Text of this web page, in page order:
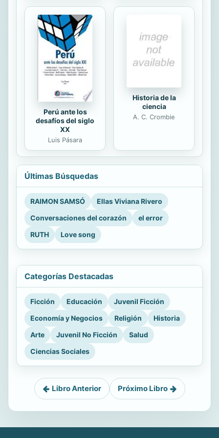
Perú ante los
desafíos del siglo
XX
Luis Pásara
Historia de la
ciencia
A. C. Crombie
Últimas Búsquedas
RAIMON SAMSÓ
Ellas Viviana Rivero
Conversaciones del corazón
el error
RUTH
Love song
Categorías Destacadas
Ficción Educación
Juvenil Ficción
Economía y Negocios
Religión
Historia
Arte
Juvenil No Ficción
Salud
Ciencias Sociales
Libro Anterior Próximo Libro